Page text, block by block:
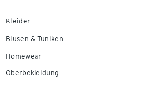
Kleider
Blusen & Tuniken
Homewear
Oberbekleidung